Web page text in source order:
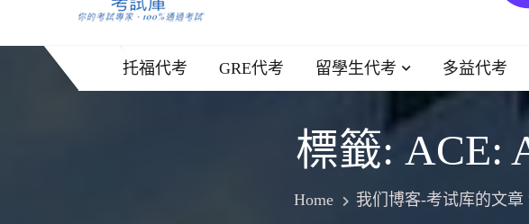
托福代考 GRE代考 留學生代考 多益代考
標籤: ACE:
Home 我们博客-考试库的文